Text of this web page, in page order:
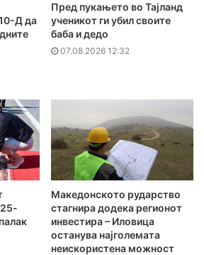
Д да
Пред пукањето во Тајланд
ученикот ги убил своите
баба и дедо
07.08.2026 12:32
Македонското рударство
стагнира додека регионот
инвестира – Иловица
останува најголемата
неискористена можност